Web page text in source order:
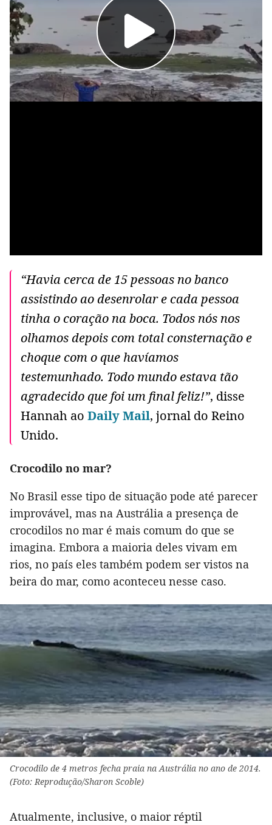
“Havia cerca de 15 pessoas no banco
assistindo ao desenrolar e cada pessoa
tinha o coração na boca. Todos nós nos
olhamos depois com total consternação e
choque com o que havíamos
testemunhado. Todo mundo estava tão
agradecido que foi um final feliz!”, disse
Hannah ao Daily Mail, jornal do Reino
Unido.
Crocodilo no mar?
No Brasil esse tipo de situação pode até parecer
improvável, mas na Austrália a presença de
crocodilos no mar é mais comum do que se
imagina. Embora a maioria deles vivam em
rios, no país eles também podem ser vistos na
beira do mar, como aconteceu nesse caso.
Crocodilo de 4 metros fecha praia na Austrália no ano de 2014.
(Foto: Reprodução/Sharon Scoble)
Atualmente, inclusive, o maior réptil